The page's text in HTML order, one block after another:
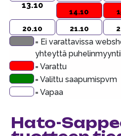
13.10
14.10
20.10
21.10
= Ei varattavissa
yhteyttä
= Varattu
= Valittu saapumispvm
= Vapaa
Hato-